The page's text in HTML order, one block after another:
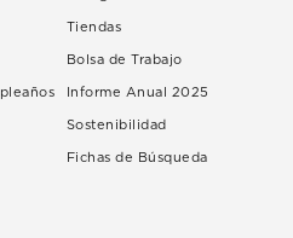
Tiendas
Bolsa de Trabajo
Informe Anual 2025
Sostenibilidad
Fichas de Búsqueda